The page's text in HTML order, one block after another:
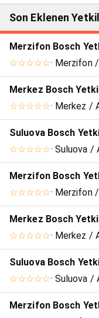
Son Eklenen
☆☆☆☆☆· Merzifon
Merkez Bosch
☆☆☆☆☆· Merkez /
☆☆☆☆☆· Suluova /
Merzifon Bosch
☆☆☆☆☆· Merzifon
Merkez Bosch
☆☆☆☆☆· Merkez /
Suluova Bosch
☆☆☆☆☆· Suluova /